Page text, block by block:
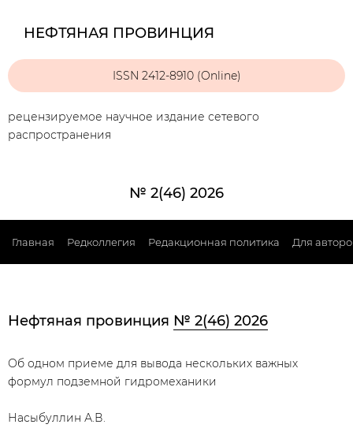
НЕФТЯНАЯ ПРОВИНЦИЯ
ISSN 2412-8910 (Online)
рецензируемое научное издание сетевого
распространения
№ 2(46) 2026
Главная Редколлегия Редакционная политика Для
Нефтяная провинция № 2(46) 2026
Об одном приеме для вывода нескольких важных
формул подземной гидромеханики
Насыбуллин А.В.